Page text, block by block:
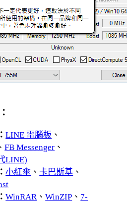
LINE 電腦板 、
FB Messenger 、
LINE)
小紅傘 、卡巴斯基 、
WinRAR 、WinZIP 、 7-